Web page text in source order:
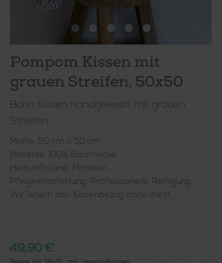
Pompom Kissen mit
grauen Streifen, 50x50
Boho Kissen handgewebt mit grauen
Streifen
Maße: 50 cm x 50 cm
Material: 100% Baumwolle
Herkunftsland: Marokko
Pflegeempfehlung: Professionelle Reinigung.
Wir liefern den Kissenbezug ohne Inlett.
49,90 €*